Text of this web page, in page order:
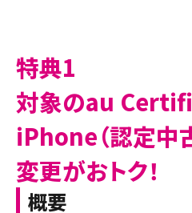
特典1
対象のau
iPhone（認定中
変更がおトク！
概要